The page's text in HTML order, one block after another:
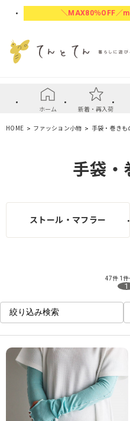
＼MAX80％OFF／
ホーム 新着・再入荷
HOME ファッション小物 手袋・巻きも
手袋・
ストール・マフラー
47件 1
1
絞り込み検索